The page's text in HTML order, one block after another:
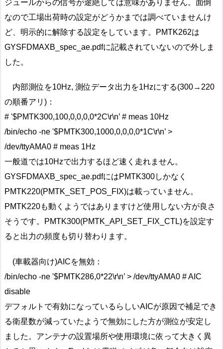
ジュールからの信号が途絶しては意味がありません。面倒
なので工場出荷時の設定がどうかまでは調べていませんけ
ど、明示的に解除する設定をしています。PMTK262は
GYSFDMAXB_spec_ae.pdfに記載されていないので外しま
した。
内部測位を10Hz, 測位データ出力を1Hzにする(300→220
の順番アリ)：
# '$PMTK300,100,0,0,0,0*2C\r\n’ # meas 10Hz
/bin/echo -ne '$PMTK300,1000,0,0,0,0*1C\r\n’ >
/dev/ttyAMA0 # meas 1Hz
一般道では10Hzで出力するほど速く走れません。
GYSFDMAXB_spec_ae.pdfにはPMTK300しかなく
PMTK220(PMTK_SET_POS_FIX)は載っていません。
PMTK220も動くようではありますけど使用しない方が良さ
そうです。PMTK300(PMTK_API_SET_FIX_CTL)を設定す
ると出力の頻度も切り替わります。
(車載器向け)AICを無効：
/bin/echo -ne '$PMTK286,0*22\r\n’ > /dev/ttyAMA0 # AIC
disable
デフォルトで有効になっているらしいAICが原因で補足でき
る衛星数が減っていたようで無効にした方が測位が安定し
ました。アンテナの設置場所や使用環境に依って大きく異